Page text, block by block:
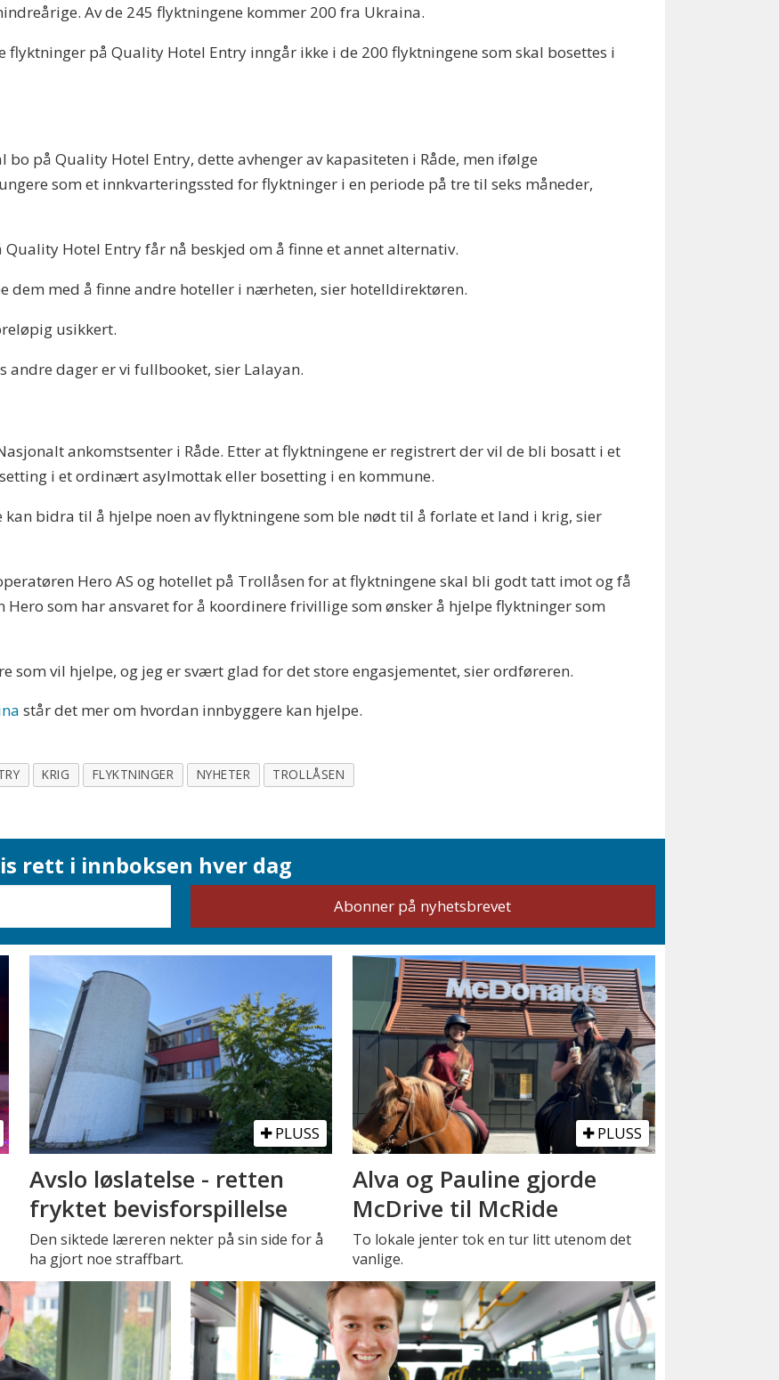
Av de 245 flyktningene kommer 200 fra Ukraina.
på Quality Hotel Entry inngår ikke i de 200 flyktningene som skal bosettes i
bo på Quality Hotel Entry, dette avhenger av kapasiteten i Råde, men ifølge
som et innkvarteringssted for flyktninger i en periode på tre til seks måneder,
Hotel Entry får nå beskjed om å finne et annet alternativ.
dem med å finne andre hoteller i nærheten, sier hotelldirektøren.
usikkert.
andre dager er vi fullbooket, sier Lalayan.
ankomstsenter i Råde. Etter at flyktningene er registrert der vil de bli bosatt i et
i et ordinært asylmottak eller bosetting i en kommune.
kan bidra til å hjelpe noen av flyktningene som ble nødt til å forlate et land i krig, sier
Hero AS og hotellet på Trollåsen for at flyktningene skal bli godt tatt imot og få
som har ansvaret for å koordinere frivillige som ønsker å hjelpe flyktninger som
som vil hjelpe, og jeg er svært glad for det store engasjementet, sier ordføreren.
står det mer om hvordan innbyggere kan hjelpe.
KRIG FLYKTNINGER NYHETER TROLLÅSEN
rett i innboksen hver dag
PLUSS
Avslo løslatelse - retten
fryktet bevisforspillelse
Den siktede læreren nekter på sin side for å
ha gjort noe straffbart.
PLUSS
Alva og Pauline gjorde
McDrive til McRide
To lokale jenter tok en tur litt utenom det
vanlige.